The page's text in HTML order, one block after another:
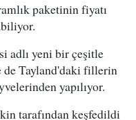
paketinin fiyatı
adlı yeni bir çeşitle
de Tayland'daki fillerin
yapılıyor.
tarafından keşfedildi